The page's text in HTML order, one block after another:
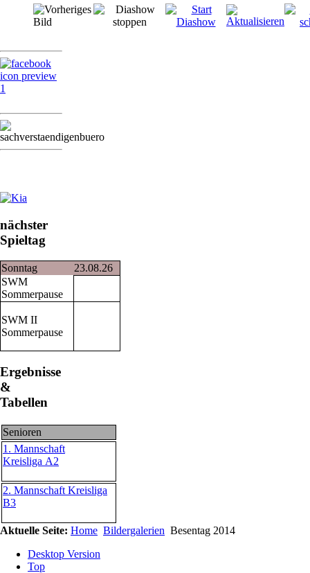
nächster
Spieltag
Sonntag
23.08.26
SWM
Sommerpause
SWM II
Sommerpause
Ergebnisse
&
Tabellen
Senioren
1. Mannschaft
Kreisliga A2
2. Mannschaft Kreisliga
B3
Aktuelle Seite: Home Bildergalerien Besentag 2014
Desktop Version
Top